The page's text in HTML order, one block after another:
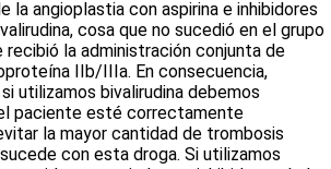
la angioplastia con aspirina e inhibidores
cosa que no sucedió en el grupo
recibió la administración conjunta de
IIb/IIIa. En consecuencia,
utilizamos bivalirudina debemos
paciente esté correctamente
la mayor cantidad de trombosis
con esta droga. Si utilizamos